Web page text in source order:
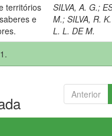
territórios
e
SILVA, A. G.;
M.; SILVA, R.
L. L. DE M.
Anterior